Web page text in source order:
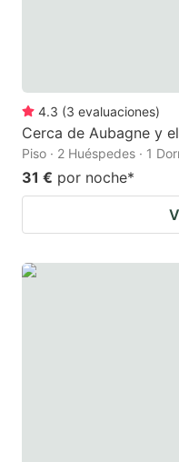
4.3 (3 evaluaciones)
Cerca de Aubagne y
Piso · 2 Huéspedes · 1
31 € por noche*